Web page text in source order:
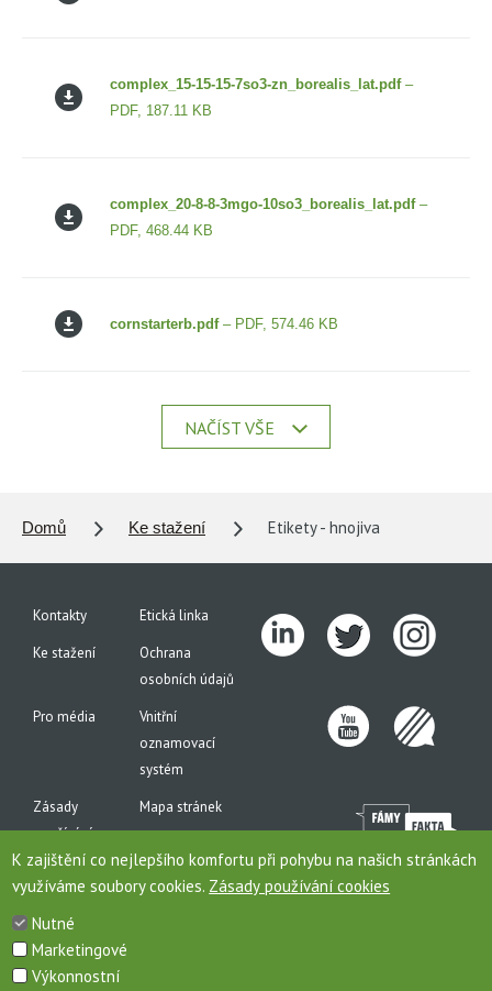
complex_15-15-15-7so3-zn_borealis_lat.pdf–
PDF, 187.11 KB
complex_20-8-8-3mgo-10so3_borealis_lat.pdf–
PDF, 468.44 KB
cornstarterb.pdf– PDF, 574.46 KB
NAČÍST VŠE
Domů Ke stažení Etikety - hnojiva
Kontakty
Etická linka
Ke stažení
Ochrana
osobních údajů
Pro média
Vnitřní
oznamovací
systém
Zásady
používání
cookies
Mapa stránek
Toto jsou internetové stránky společnosti AGROFERT, a.s., IČO 26185610, se sídlem na
adrese Pyšelská 2327/2, Chodov, 149 00 Praha 4, zapsané v obchodním rejstříku pod
K zajištění co nejlepšího komfortu při pohybu na našich stránkách
využíváme soubory cookies. Zásady používání cookies
Nutné
Marketingové
Výkonnostní